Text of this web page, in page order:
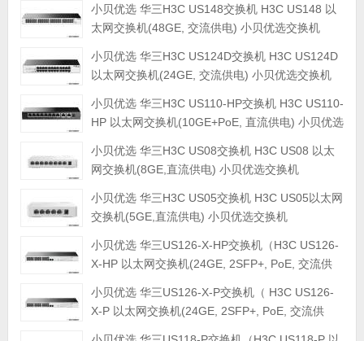
小贝优选 华三H3C US148交换机 H3C US148 以
太网交换机(48GE, 交流供电) 小贝优选交换机
小贝优选 华三H3C US124D交换机 H3C US124D
以太网交换机(24GE, 交流供电) 小贝优选交换机
小贝优选 华三H3C US110-HP交换机 H3C US110-
HP 以太网交换机(10GE+PoE, 直流供电) 小贝优选
小贝优选 华三H3C US08交换机 H3C US08 以太
网交换机(8GE,直流供电) 小贝优选交换机
小贝优选 华三H3C US05交换机 H3C US05以太网
交换机(5GE,直流供电) 小贝优选交换机
小贝优选 华三US126-X-HP交换机（H3C US126-
X-HP 以太网交换机(24GE, 2SFP+, PoE, 交流供
小贝优选 华三US126-X-P交换机（ H3C US126-
X-P 以太网交换机(24GE, 2SFP+, PoE, 交流供